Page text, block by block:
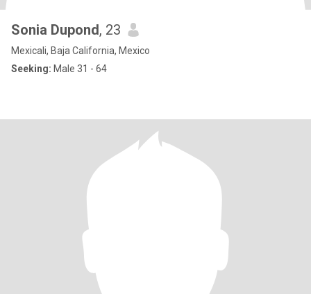
Sonia Dupond, 23
Mexicali, Baja California, Mexico
Seeking: Male 31 - 64